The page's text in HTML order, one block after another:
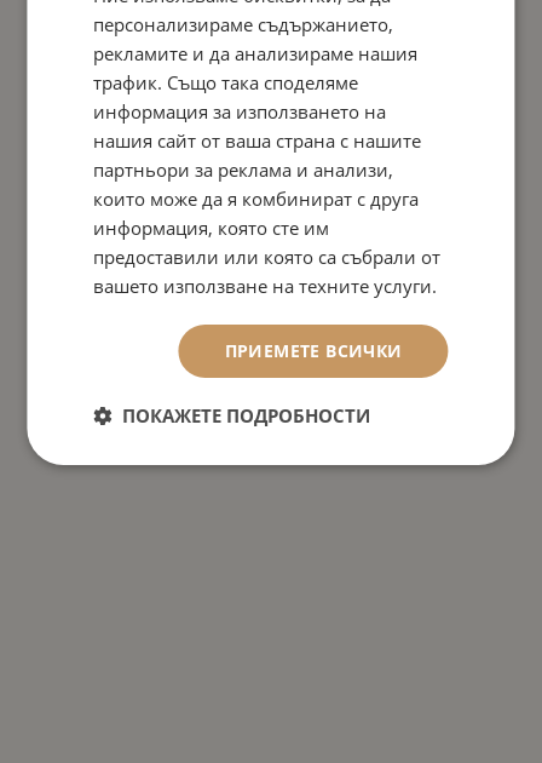
На страница по:
персонализираме съдържанието,
рекламите и да анализираме нашия
трафик. Също така споделяме
информация за използването на
нашия сайт от ваша страна с нашите
партньори за реклама и анализи,
които може да я комбинират с друга
информация, която сте им
предоставили или която са събрали от
вашето използване на техните услуги.
ПРИЕМЕТЕ ВСИЧКИ
ПОКАЖЕТЕ ПОДРОБНОСТИ